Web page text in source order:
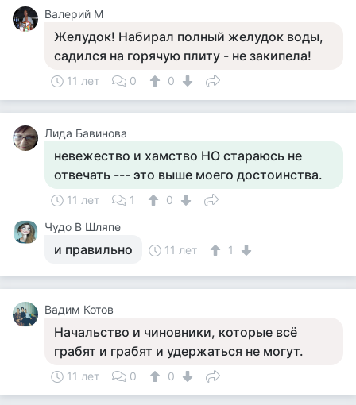
Валерий М
Желудок! Набирал полный желудок воды,
садился на горячую плиту - не закипела!
11 лет 0 0
Лида Бавинова
невежество и хамство НО стараюсь не
отвечать --- это выше моего достоинства.
11 лет 1
0
Чудо В Шляпе
и правильно 11 лет 1
Вадим Котов
Начальство и чиновники, которые всё
грабят и грабят и удержаться не могут.
11 лет 0 0